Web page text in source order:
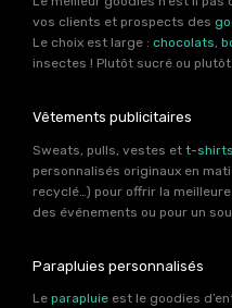
vos clients et prospects des
Le choix est large : chocolats,
insectes ! Plutôt sucré ou plutôt
Vêtements publicitaires
Sweats, pulls, vestes et t-
personnalisés originaux en
recyclé…) pour offrir la
des événements ou pour un
Parapluies personnalisés
Le parapluie est le goodies